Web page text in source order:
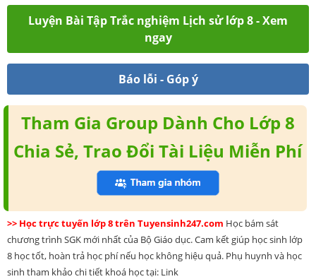
Luyện Bài Tập Trắc nghiệm Lịch sử lớp 8 - Xem
ngay
Báo lỗi - Góp ý
Tham Gia Group Dành Cho Lớp 8
Chia Sẻ, Trao Đổi Tài Liệu Miễn Phí
>> Học trực tuyến lớp 8 trên Tuyensinh247.com Học bám sát
chương trình SGK mới nhất của Bộ Giáo dục. Cam kết giúp học sinh lớp
8 học tốt, hoàn trả học phí nếu học không hiệu quả. Phụ huynh và học
sinh tham khảo chi tiết khoá học tại: Link